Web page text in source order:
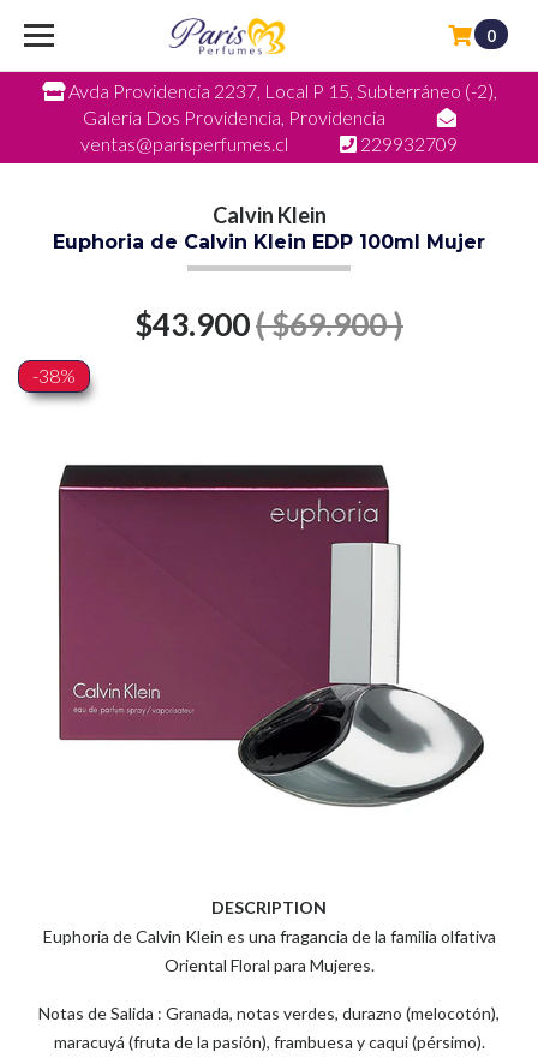
Avda Providencia 2237, Local P 15, Subterráneo (-2),
Galeria Dos Providencia, Providencia
ventas@parisperfumes.cl
229932709
0
Calvin Klein
Euphoria de Calvin Klein EDP 100ml Mujer
$43.900( $69.900 )
-38%
DESCRIPTION
Euphoria de Calvin Klein es una fragancia de la familia olfativa
Oriental Floral para Mujeres.
Notas de Salida : Granada, notas verdes, durazno (melocotón),
maracuyá (fruta de la pasión), frambuesa y caqui (pérsimo).